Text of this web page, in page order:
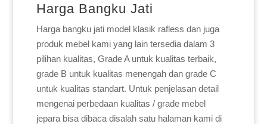
Harga Bangku Jati
Harga bangku jati model klasik rafless dan juga
produk mebel kami yang lain tersedia dalam 3
pilihan kualitas, Grade A untuk kualitas terbaik,
grade B untuk kualitas menengah dan grade C
untuk kualitas standart. Untuk penjelasan detail
mengenai perbedaan kualitas / grade mebel
jepara bisa dibaca disalah satu halaman kami di